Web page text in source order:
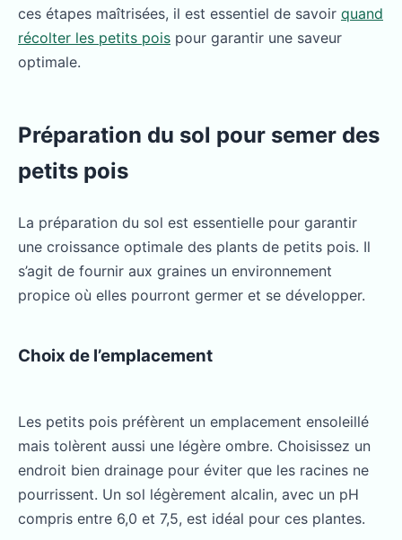
ces étapes maîtrisées, il est essentiel de savoir quand
récolter les petits pois pour garantir une saveur
optimale.
Préparation du sol pour semer des
petits pois
La préparation du sol est essentielle pour garantir
une croissance optimale des plants de petits pois. Il
s’agit de fournir aux graines un environnement
propice où elles pourront germer et se développer.
Choix de l’emplacement
Les petits pois préfèrent un emplacement ensoleillé
mais tolèrent aussi une légère ombre. Choisissez un
endroit bien drainage pour éviter que les racines ne
pourrissent. Un sol légèrement alcalin, avec un pH
compris entre 6,0 et 7,5, est idéal pour ces plantes.